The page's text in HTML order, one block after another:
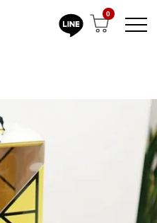
0